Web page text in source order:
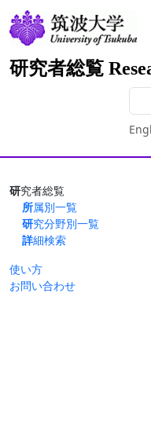
研究者総覧
研究者総覧
所属別一覧
研究分野別一覧
詳細検索
使い方
お問い合わせ